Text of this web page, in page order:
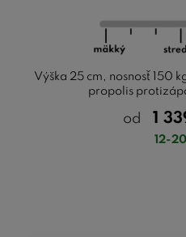
Výška 25 cm, nosnosť 150
propolis
od 1
12-